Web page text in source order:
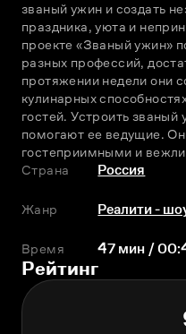
званый ужин и создать
праздника, уюта и
проекте «Званый ужин»
разных профессий,
протяжении недели они
кулинарных
гостей. Устроить
помогают ее ведущие.
гостеприимными и
Страна
Россия
Жанр Реалити -
Время 47 мин /
Рейтинг